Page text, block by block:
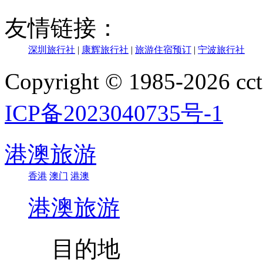
友情链接：
深圳旅行社 | 康辉旅行社 | 旅游住宿预订 | 宁波旅行社
Copyright © 1985-2026
ICP备2023040735号-1
港澳旅游
香港 澳门 港澳
港澳旅游
目的地